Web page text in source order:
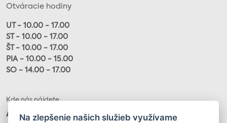
Otváracie hodiny
UT - 10.00 - 17.00
ST - 10.00 - 17.00
ŠT - 10.00 - 17.00
PIA - 10.00 - 15.00
SO - 14.00 - 17.00
Kde nás nájdete
Alžbetina 20, 040 01
Na zlepšenie našich služieb využívame